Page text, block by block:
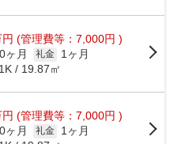
円 (管理費等：7,000円 )
0ヶ月 礼金
1ヶ月
/ 19.87㎡
円 (管理費等：7,000円 )
0ヶ月 礼金
1ヶ月